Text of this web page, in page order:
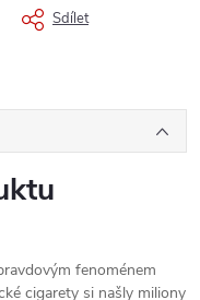
Sdílet
fenoménem
cigarety si našly miliony